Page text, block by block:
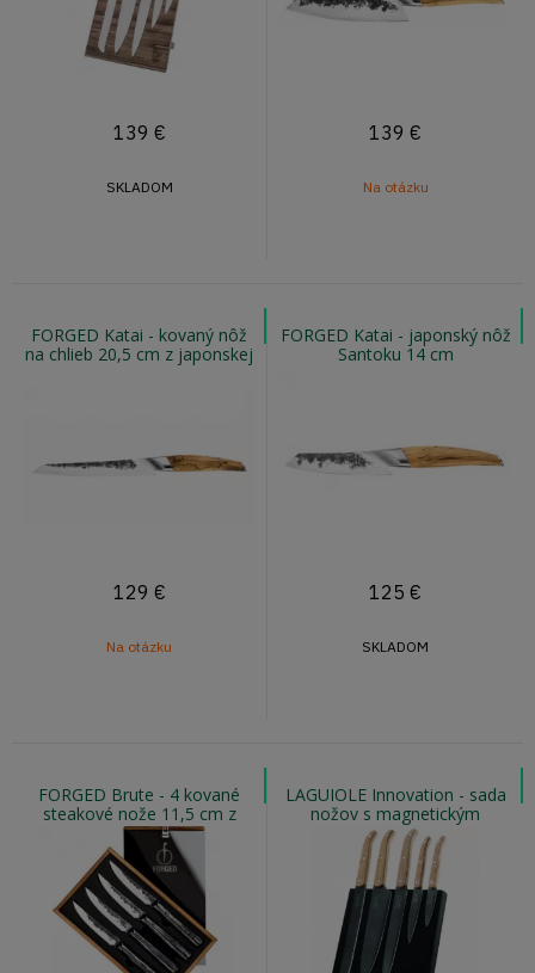
139 €
SKLADOM
139 €
Na otázku
FORGED Katai - kovaný nôž
na chlieb 20,5 cm z japonskej
129 €
Na otázku
FORGED Katai - japonský nôž
Santoku 14 cm
125 €
SKLADOM
FORGED Brute - 4 kované
steakové nože 11,5 cm z
japonskej ocele
LAGUIOLE Innovation - sada
nožov s magnetickým
stojanom - rukoväť dubová